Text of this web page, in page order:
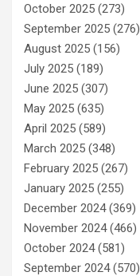
October 2025 (273)
September 2025 (276)
August 2025 (156)
July 2025 (189)
June 2025 (307)
May 2025 (635)
April 2025 (589)
March 2025 (348)
February 2025 (267)
January 2025 (255)
December 2024(369)
November 2024(466)
October 2024(581)
September 2024(570)